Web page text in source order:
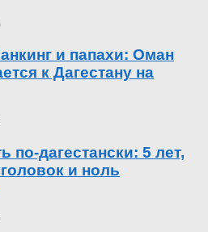
и папахи: Оман
к Дагестану на
по-дагестански: 5 лет,
и ноль